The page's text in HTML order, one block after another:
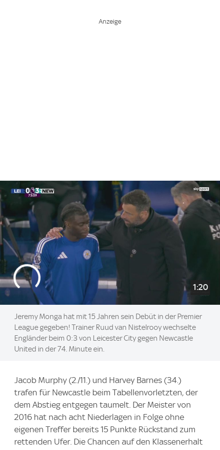
1:20
Jeremy Monga hat mit 15 Jahren sein Debüt in der Premier
League gegeben! Trainer Ruud van Nistelrooy wechselte
Engländer beim 0:3 von Leicester City gegen Newcastle
United in der 74. Minute ein.
Jacob Murphy (2./11.) und Harvey Barnes (34.)
trafen für Newcastle beim Tabellenvorletzten, der
dem Abstieg entgegen taumelt. Der Meister von
2016 hat nach acht Niederlagen in Folge ohne
eigenen Treffer bereits 15 Punkte Rückstand zum
rettenden Ufer. Die Chancen auf den Klassenerhalt